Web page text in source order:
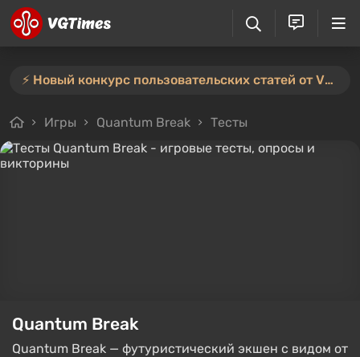
⚡️ Новый конкурс пользовательских статей от VGTimes — участвуйте тут ⚡️
Игры Quantum Break Тесты
Quantum Break
Quantum Break — футуристический экшен с видом от